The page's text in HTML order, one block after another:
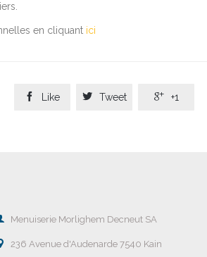
en cliquant ici
 Like  Tweet  +1
Menuiserie Morlighem Decneut SA
236 Avenue d'Audenarde 7540 Kain